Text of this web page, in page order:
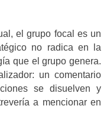
el grupo focal es un
no radica en la
que el grupo genera.
un comentario
se disuelven y
a mencionar en